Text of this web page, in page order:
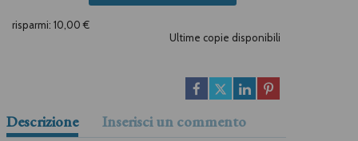
risparmi: 10,00 €
Ultime copie disponibili
Descrizione Inserisci un commento